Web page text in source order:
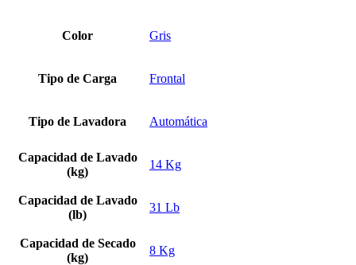
Color Gris
Tipo de Carga Frontal
Tipo de Lavadora Automática
Capacidad de Lavado
(kg)
14 Kg
Capacidad de Lavado
(lb)
31 Lb
Capacidad de Secado
(kg)
8 Kg